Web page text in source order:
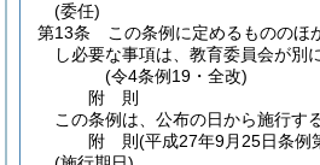
(委任)
第13条
この条例に定めるもののほ
し必要な事項は、教育委員会が別
(令4条例19・全改)
附 則
この条例は、公布の日から施行する
附 則(平成27年9月25日条例